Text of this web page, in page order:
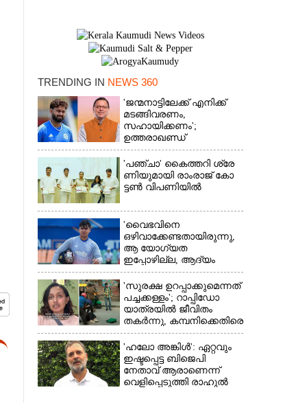
TRENDING IN NEWS 360
'ജന്മനാട്ടിലേക്ക് എനിക്ക്
മടങ്ങിവരണം,
സഹായിക്കണം';
ഉത്തരാഖണ്ഡ്
മുഖ്യമന്ത്രിയോട്
അപേക്ഷയുമായി ഋഷഭ്
പന്ത്
'​പ​ഞ്ചാ​'​ ​കൈ​ത്ത​റി​ ​ശ്രേ​
ണി​യു​മാ​യി​ ​രാം​രാ​ജ് ​കോ​
ട്ടൺ വിപണിയിൽ
'വൈഭവിനെ
ഒഴിവാക്കേണ്ടതായിരുന്നു,​
ആ യോഗ്യത
ഇപ്പോഴില്ല, ആദ്യം
എല്ലാം പഠിക്കട്ടെ';
നിർദേശവുമായി മുൻ
ക്രിക്കറ്റ് താരം
'സുരക്ഷ ഉറപ്പാക്കുമെന്നത്
പച്ചക്കള്ളം'; റാപ്പിഡോ
യാത്രയിൽ ജീവിതം
തകർന്നു, കമ്പനിക്കെതിരെ
പരാതിയുമായി യുവതി
'ഹലോ അങ്കിൾ': ഏറ്റവും
ഇഷ്ടപ്പെട്ട ബിജെപി
നേതാവ് ആരാണെന്ന്
വെളിപ്പെടുത്തി രാഹുൽ
×